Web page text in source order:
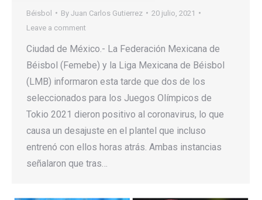
Béisbol By Juan Carlos Gutierrez
20 julio, 2021
Leave a comment
Ciudad de México.- La Federación Mexicana de
Béisbol (Femebe) y la Liga Mexicana de Béisbol
(LMB) informaron esta tarde que dos de los
seleccionados para los Juegos Olímpicos de
Tokio 2021 dieron positivo al coronavirus, lo que
causa un desajuste en el plantel que incluso
entrenó con ellos horas atrás. Ambas instancias
señalaron que tras…